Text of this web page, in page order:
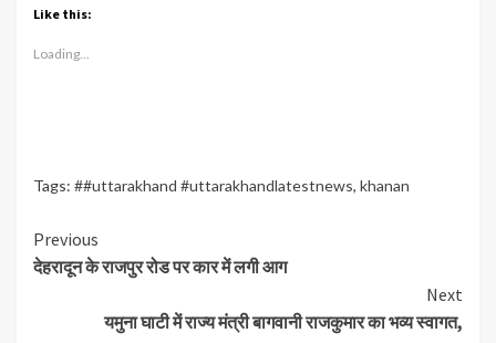
Like this:
Loading...
Tags: ##uttarakhand #uttarakhandlatestnews, khanan
Continue
Reading
Previous
देहरादून के राजपुर रोड पर कार में लगी आग
Next
यमुना घाटी में राज्य मंत्री बागवानी राजकुमार का भव्य स्वागत,